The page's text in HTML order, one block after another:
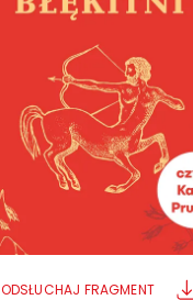
ODSŁUCHAJ FRAGMENT